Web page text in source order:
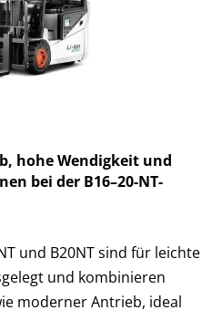
hohe Wendigkeit und
bei der B16–20-NT-
und B20NT sind für leichte
und kombinieren
moderner Antrieb, ideal